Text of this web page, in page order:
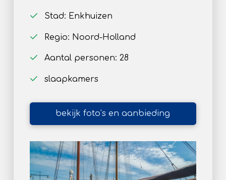
Stad: Enkhuizen
Regio: Noord-Holland
Aantal personen: 28
slaapkamers
bekijk foto’s en aanbieding